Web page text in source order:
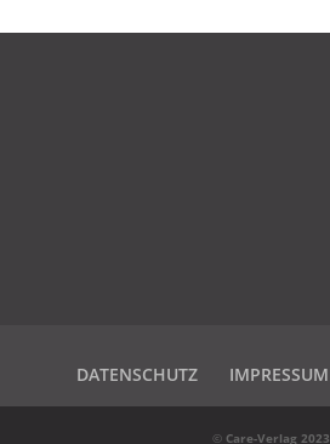
DATENSCHUTZ
DATENSCHUTZ IMPRESSUM
© Care-Verlag 2023